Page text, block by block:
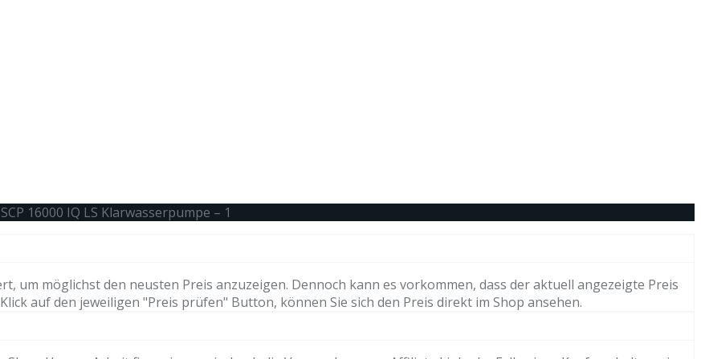
16000 IQ LS Klarwasserpumpe – 1
um möglichst den neusten Preis anzuzeigen. Dennoch kann es vorkommen, dass der aktuell angezeigte Preis
auf den jeweiligen "Preis prüfen" Button, können Sie sich den Preis direkt im Shop ansehen.